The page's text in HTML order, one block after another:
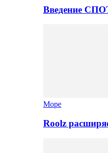
Введение
Море
Roolz